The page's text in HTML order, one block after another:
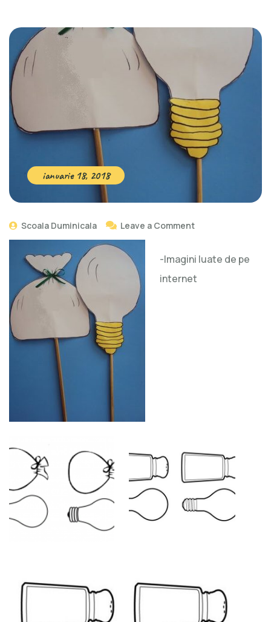
ianuarie 18, 2018
Scoala Duminicala Leave a Comment
-Imagini luate de pe
internet